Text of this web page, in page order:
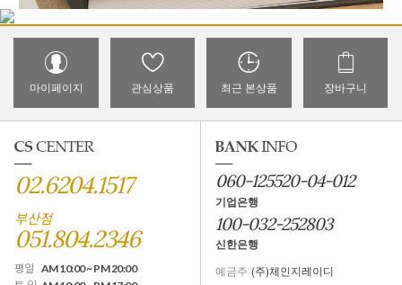
마이페이지 관심상품 최근 본상품 장바구니
02.6204.1517
부산점
051.804.2346
평일 AM 10:00 ~ PM 20:00
060-125520-04-012
기업은행
100-032-252803
신한은행
예금주 (주)체인지레이디